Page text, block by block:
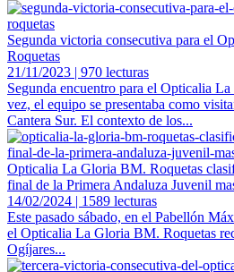
Segunda victoria consecutiva para el
Roquetas
21/11/2023 | 970 lecturas
Segunda encuentro para el Opticalia
vez, el equipo se presentaba como
Cantera Sur. El contexto de los...
Opticalia La Gloria BM. Roquetas
final de la Primera Andaluza Juvenil
14/02/2024 | 1589 lecturas
Este pasado sábado, en el Pabellón
el Opticalia La Gloria BM. Roquetas
Ogíjares...